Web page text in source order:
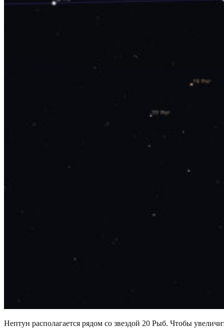
Нептун располагается рядом со звездой 20 Рыб. Чтобы